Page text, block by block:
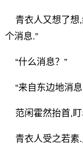
青衣人又想了想,
个消息.”
“什么消息？”
“来自东边地消息
范闲霍然抬首,盯
青衣人受之若素.